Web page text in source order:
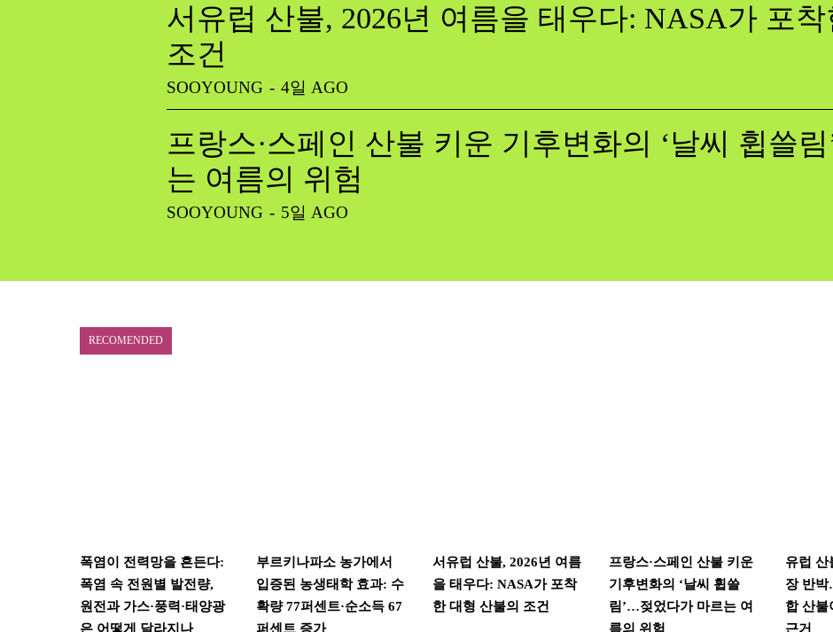
서유럽 산불, 2026년 여름을 태우다: NASA가 포착
조건
SOOYOUNG - 4일 AGO
프랑스·스페인 산불 키운 기후변화의 ‘날씨 휩쓸
는 여름의 위험
SOOYOUNG - 5일 AGO
RECOMENDED
폭염이 전력망을 흔든다:
폭염 속 전원별 발전량,
원전과 가스·풍력·태양광
은 어떻게 달라지나
부르키나파소 농가에서
입증된 농생태학 효과: 수
확량 77퍼센트·순소득 67
퍼센트 증가
서유럽 산불, 2026년 여름
을 태우다: NASA가 포착
한 대형 산불의 조건
프랑스·스페인 산불 키운
기후변화의 ‘날씨 휩쓸
림’…젖었다가 마르는 여
름의 위험
유럽 산
장 반박
합 산불
근거